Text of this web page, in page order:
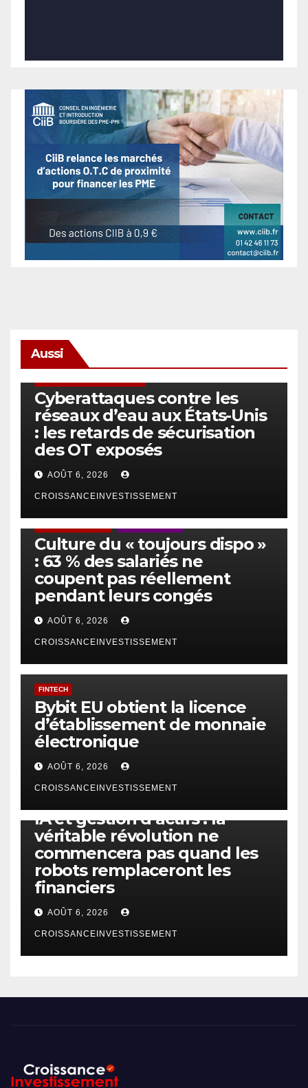
Aussi
Cyberattaques contre les
réseaux d’eau aux États-Unis
: les retards de sécurisation
des OT exposés
AOÛT 6, 2026
CROISSANCEINVESTISSEMENT
Culture du « toujours dispo »
: 63 % des salariés ne
coupent pas réellement
pendant leurs congés
AOÛT 6, 2026
CROISSANCEINVESTISSEMENT
FINTECH
Bybit EU obtient la licence
d’établissement de monnaie
électronique
AOÛT 6, 2026
CROISSANCEINVESTISSEMENT
IA et gestion d’actifs : la
véritable révolution ne
commencera pas quand les
robots remplaceront les
financiers
AOÛT 6, 2026
CROISSANCEINVESTISSEMENT